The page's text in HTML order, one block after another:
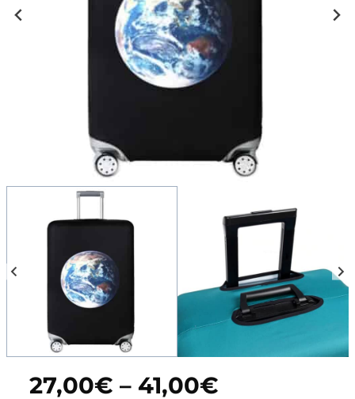
27,00€ – 41,00€Price